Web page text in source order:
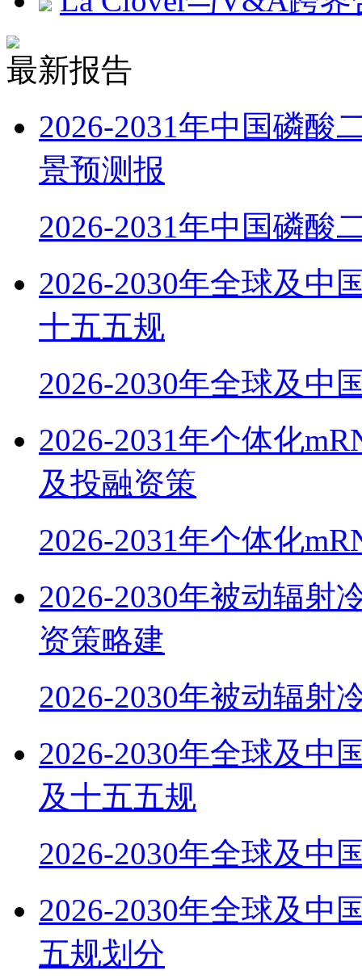
最新报告
2026-2031年中国磷酸
景预测报
2026-2031年中国磷酸
2026-2030年全球及中
十五五规
2026-2030年全球及中
2026-2031年个体化
及投融资策
2026-2031年个体化
2026-2030年被动辐射
资策略建
2026-2030年被动辐射
2026-2030年全球及中
及十五五规
2026-2030年全球及中
2026-2030年全球及中
五规划分